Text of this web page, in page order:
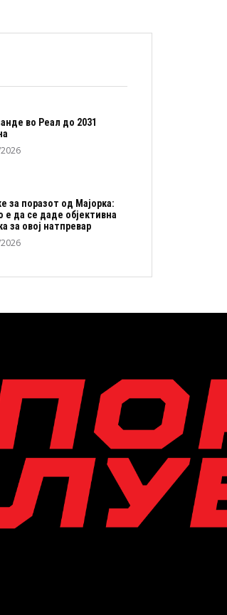
во Реал до 2031
за поразот од Мајорка:
е да се даде објективна
за овој натпревар